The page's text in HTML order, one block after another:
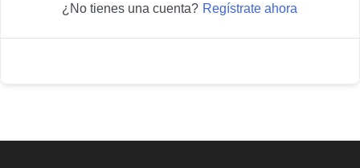
¿No tienes una cuenta? Regístrate ahora